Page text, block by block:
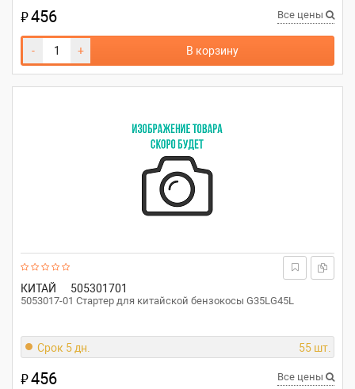
₽456 Все цены
- + В корзину
КИТАЙ 505301701
5053017-01 Стартер для китайской бензокосы G35LG45L
Срок 5 дн. 55 шт.
₽456 Все цены